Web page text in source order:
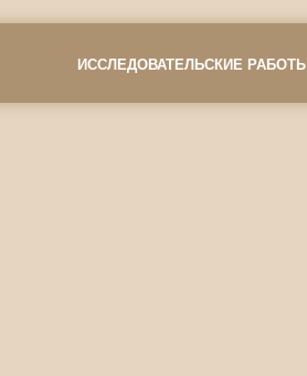
ИССЛЕДОВАТЕЛЬСКИЕ РАБОТЫ